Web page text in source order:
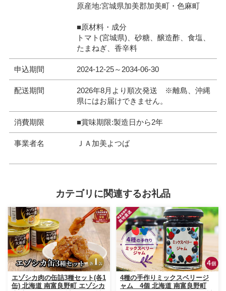
原産地:宮城県加美郡加美町・色麻町
■原材料・成分
トマト(宮城県)、砂糖、醸造酢、食塩、
たまねぎ、香辛料
申込期間 2024-12-25～2034-06-30
配送期間
2026年8月より順次発送 ※離島、沖縄
県にはお届けできません。
消費期限 ■賞味期限:製造日から2年
事業者名 ＪＡ加美よつば
カテゴリに関連するお礼品
エゾシカ肉の缶詰3種セット(各1
缶) 北海道 南富良野町 エゾシカ
4種の手作りミックスベリージ
ャム 4個 北海道 南富良野町